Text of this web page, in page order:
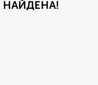
НАЙДЕНА!